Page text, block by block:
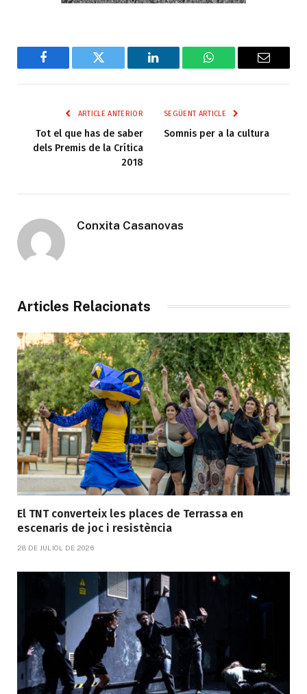
Facebook Twitter LinkedIn WhatsAppEmail
ARTICLE ANTERIOR
Tot el que has de saber
dels Premis de la Crítica
2018
SEGÜENT ARTICLE
Somnis per a la cultura
Conxita Casanovas
Articles Relacionats
El TNT converteix les places de Terrassa en
escenaris de joc i resistència
28 DE JULIOL DE 2026